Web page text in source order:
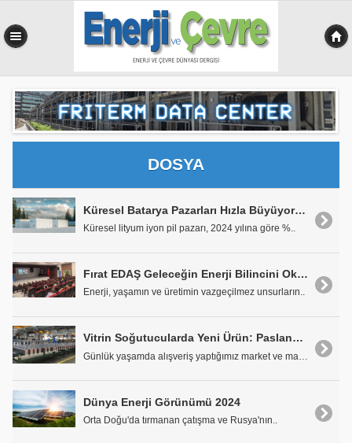
DOSYA
Küresel Batarya Pazarları Hızla Büyüyor ve Tedarik Riskleri de Artıyor
Küresel lityum iyon pil pazarı, 2024 yılına göre %..
Fırat EDAŞ Geleceğin Enerji Bilincini Okullarda İnşa Ediyor
Enerji, yaşamın ve üretimin vazgeçilmez unsurların..
Vitrin Soğutucularda Yeni Ürün: Paslanmaz Soğutucular
Dünya Enerji Görünümü 2024
Orta Doğu'da tırmanan çatışma ve Rusya'nın..
0,088 sn